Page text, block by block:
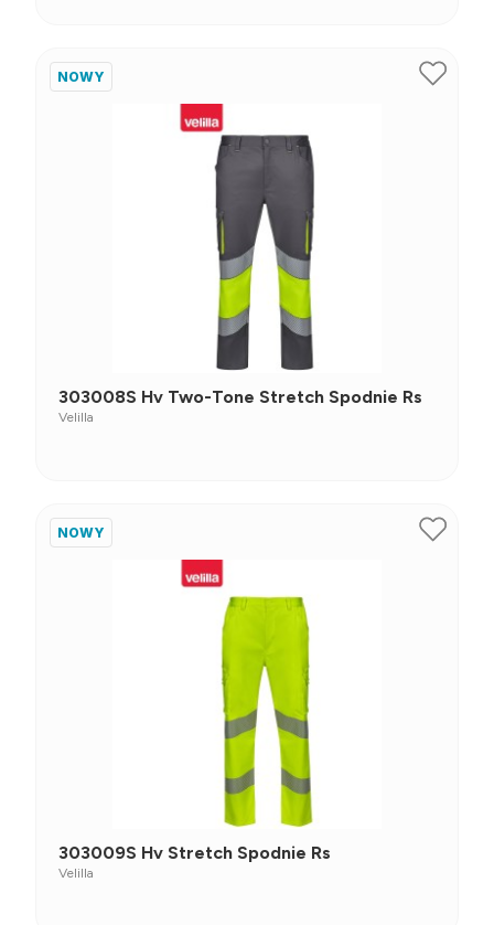
NOWY
303008S Hv Two-Tone Stretch Spodnie Rs
Velilla
NOWY
303009S Hv Stretch Spodnie Rs
Velilla